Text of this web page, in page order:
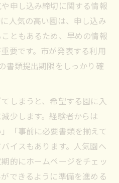
申し込み締切に関する情報
人気の高い園は、申し込み
ともあるため、早めの情報
要です。市が発表する利用
書類提出期限をしっかり確
しまうと、希望する園に入
少します。経験者からは
「事前に必要書類を揃えて
イスもあります。人気園へ
的にホームページをチェッ
できるように準備を進める